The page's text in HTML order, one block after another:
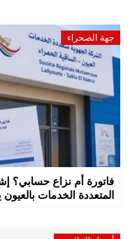
جهة الصحراء
فاتورة أم نزاع حسابي؟
المتعددة الخدمات